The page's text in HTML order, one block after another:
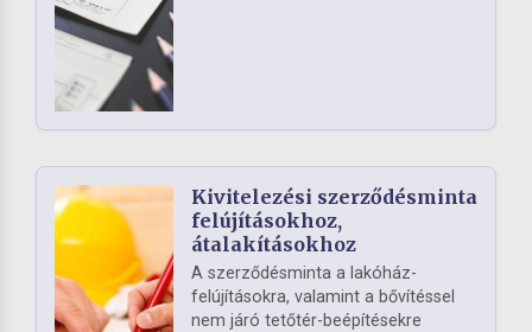
Kivitelezési szerződésminta
felújításokhoz,
átalakításokhoz
A szerződésminta a lakóház-
felújításokra, valamint a bővítéssel
nem járó tetőtér-beépítésekre